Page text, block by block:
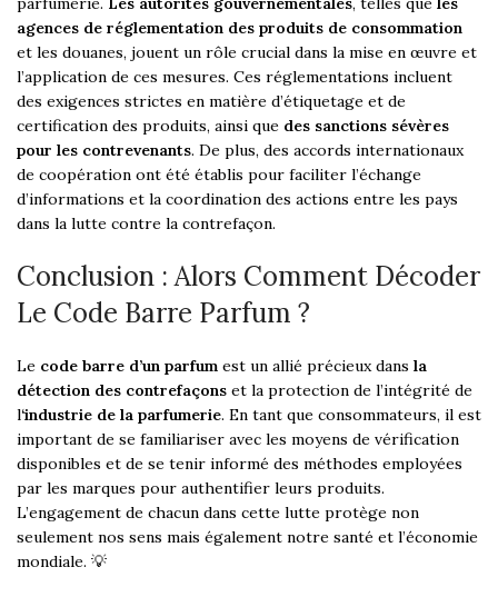
agences de réglementation des produits de consommation
et les douanes, jouent un rôle crucial dans la mise en œuvre et
l’application de ces mesures. Ces réglementations incluent
des exigences strictes en matière d’étiquetage et de
certification des produits, ainsi que des sanctions sévères
pour les contrevenants. De plus, des accords internationaux
de coopération ont été établis pour faciliter l’échange
d’informations et la coordination des actions entre les pays
dans la lutte contre la contrefaçon.
Conclusion : Alors Comment Décoder
Le Code Barre Parfum ?
Le code barre d’un parfum est un allié précieux dans la
détection des contrefaçons et la protection de l’intégrité de
l‘industrie de la parfumerie. En tant que consommateurs, il est
important de se familiariser avec les moyens de vérification
disponibles et de se tenir informé des méthodes employées
par les marques pour authentifier leurs produits.
L’engagement de chacun dans cette lutte protège non
seulement nos sens mais également notre santé et l’économie
mondiale. 💡